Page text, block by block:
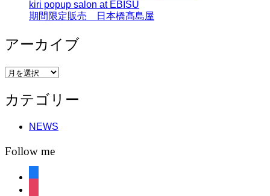
kiri popup salon at EBISU
期間限定販売 日本橋髙島屋
アーカイブ
ア
カ
イ
カテゴリー
NEWS
Follow me